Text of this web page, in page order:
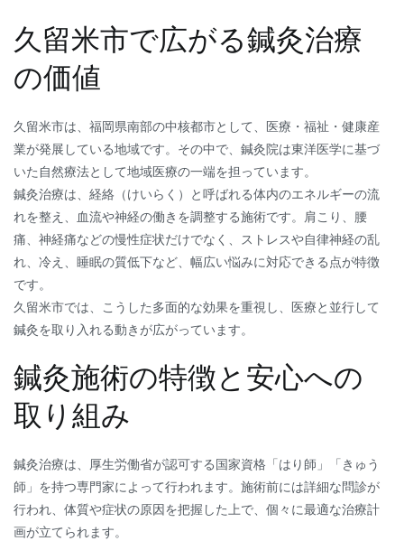
久留米市で広がる鍼灸治療
の価値
久留米市は、福岡県南部の中核都市として、医療・福祉・健康産
業が発展している地域です。その中で、鍼灸院は東洋医学に基づ
いた自然療法として地域医療の一端を担っています。
鍼灸治療は、経絡（けいらく）と呼ばれる体内のエネルギーの流
れを整え、血流や神経の働きを調整する施術です。肩こり、腰
痛、神経痛などの慢性症状だけでなく、ストレスや自律神経の乱
れ、冷え、睡眠の質低下など、幅広い悩みに対応できる点が特徴
です。
久留米市では、こうした多面的な効果を重視し、医療と並行して
鍼灸を取り入れる動きが広がっています。
鍼灸施術の特徴と安心への
取り組み
鍼灸治療は、厚生労働省が認可する国家資格「はり師」「きゅう
師」を持つ専門家によって行われます。施術前には詳細な問診が
行われ、体質や症状の原因を把握した上で、個々に最適な治療計
画が立てられます。